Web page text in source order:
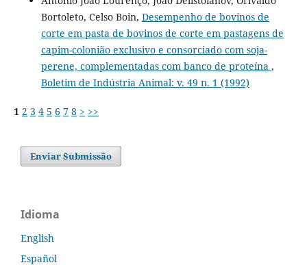
Bortoleto, Celso Boin, Desempenho de bovinos de
corte em pasta de bovinos de corte em pastagens de
capim-colonião exclusivo e consorciado com soja-
perene, complementadas com banco de proteína ,
Boletim de Indústria Animal: v. 49 n. 1 (1992)
1 2 3 4 5 6 7 8 > >>
Enviar Submissão
Idioma
English
Español